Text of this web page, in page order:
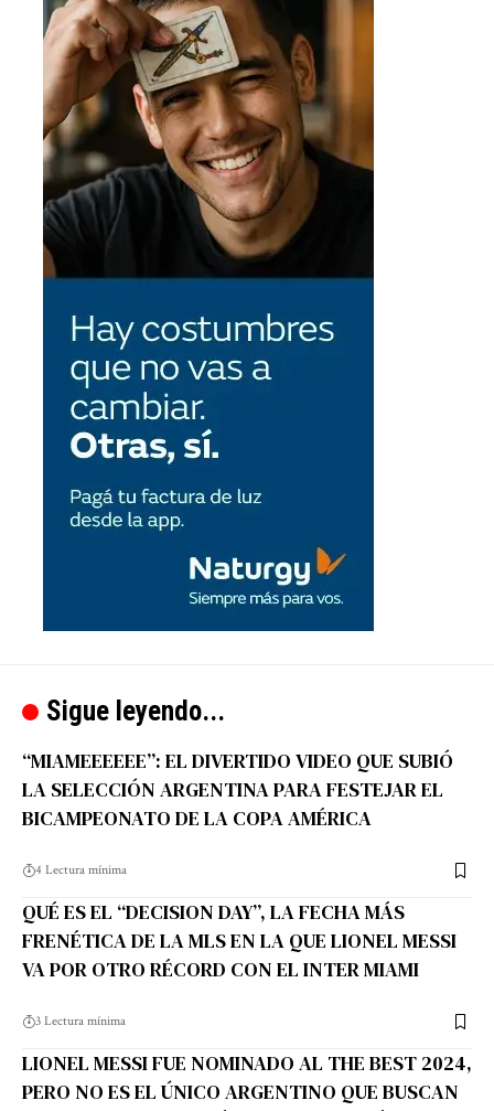
Sigue leyendo...
“MIAMEEEEEE”: EL DIVERTIDO VIDEO QUE SUBIÓ
LA SELECCIÓN ARGENTINA PARA FESTEJAR EL
BICAMPEONATO DE LA COPA AMÉRICA
4 Lectura mínima
QUÉ ES EL “DECISION DAY”, LA FECHA MÁS
FRENÉTICA DE LA MLS EN LA QUE LIONEL MESSI
VA POR OTRO RÉCORD CON EL INTER MIAMI
3 Lectura mínima
LIONEL MESSI FUE NOMINADO AL THE BEST 2024,
PERO NO ES EL ÚNICO ARGENTINO QUE BUSCAN